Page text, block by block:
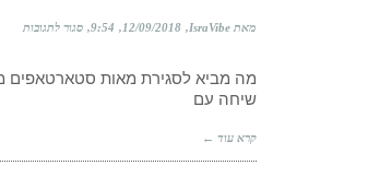
מאת IsraVibe 12/09/2018
9:54 סגור לתגובות
מה מביא לסגירת מאות סטארטאפים
שיחה עם
קרא עוד ←